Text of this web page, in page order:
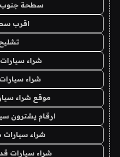
سطحة جنوب
اقرب
شراء
شراء
موقع شراء
ارقام يشترون
شراء
شراء سيارات